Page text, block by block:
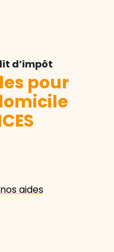
d’impôt
pour
aides